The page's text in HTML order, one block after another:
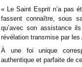
« Le Saint Esprit n’a pas
fassent connaître, sous
qu’avec son assistance
révélation transmise par les
À une foi unique
authentique et parfaite de